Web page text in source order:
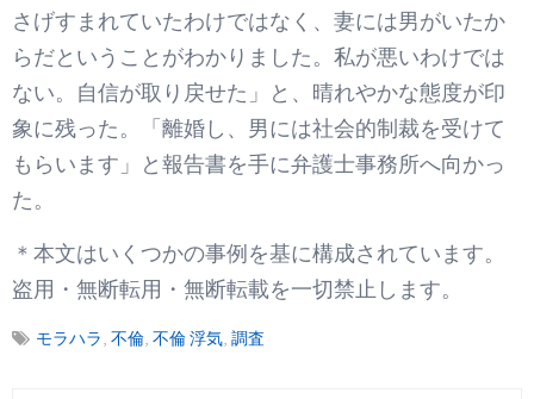
さげすまれていたわけではなく、妻には男がいたか
らだということがわかりました。私が悪いわけでは
ない。自信が取り戻せた」と、晴れやかな態度が印
象に残った。「離婚し、男には社会的制裁を受けて
もらいます」と報告書を手に弁護士事務所へ向かっ
た。
＊本文はいくつかの事例を基に構成されています。
盗用・無断転用・無断転載を一切禁止します。
モラハラ, 不倫, 不倫 浮気, 調査